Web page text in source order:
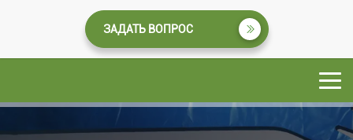
ЗАДАТЬ ВОПРОС